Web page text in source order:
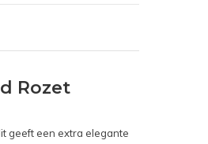
Rozet
geeft een extra elegante